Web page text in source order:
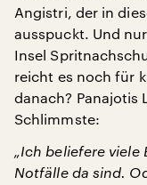
Angistri, der in
ausspuckt. Und
Insel
reicht es noch für
danach? Panajotis
Schlimmste:
„Ich beliefere viele
Notfälle da sind.